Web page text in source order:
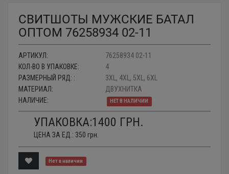
СВИТШОТЫ МУЖСКИЕ БАТАЛ
ОПТОМ 76258934 02-11
АРТИКУЛ:
76258934 02-11
КОЛ-ВО В УПАКОВКЕ:
4
РАЗМЕРНЫЙ РЯД: :
3XL, 4XL, 5XL, 6XL
МАТЕРИАЛ:
ДВУХНИТКА
НАЛИЧИЕ:
НЕТ В НАЛИЧИИ
УПАКОВКА:1400 ГРН.
ЦЕНА ЗА ЕД.: 350 грн.
Нет в наличии